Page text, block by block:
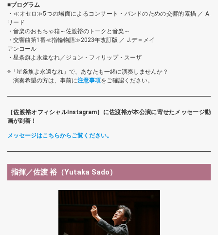
■プログラム
・≪オセロ≫5つの場面によるコンサート・バンドのための交響的素描 ／ A.
リード
・音楽のおもちゃ箱～佐渡裕のトークと音楽～
・交響曲第1番≪指輪物語≫2023年改訂版 ／ J.デ＝メイ
アンコール
・星条旗よ永遠なれ／ジョン・フィリップ・スーザ
※「星条旗よ永遠なれ」で、あなたも一緒に演奏しませんか？
演奏希望の方は、事前に注意事項をご確認ください。
［佐渡裕オフィシャルInstagram］に佐渡裕が本公演に寄せたメッセージ動
画が到着！
メッセージはこちらからご覧ください。
指揮／佐渡 裕（Yutaka Sado）